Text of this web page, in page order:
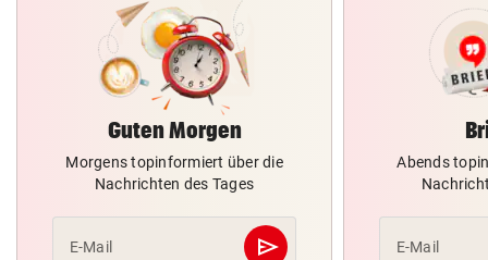
Guten Morgen
Morgens topinformiert über die
Nachrichten des Tages
E-Mail send
Abschicken
Abends
E-Mail